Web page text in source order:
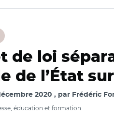
de loi
de l’État
2020 par Frédéric
éducation et formation